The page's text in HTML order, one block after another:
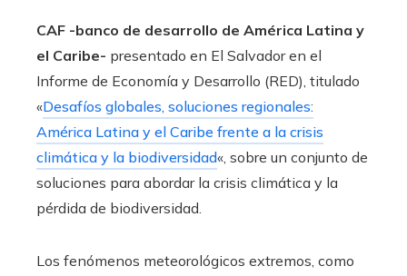
CAF -banco de desarrollo de América Latina y
el Caribe- presentado en El Salvador en el
Informe de Economía y Desarrollo (RED), titulado
«Desafíos globales, soluciones regionales:
América Latina y el Caribe frente a la crisis
climática y la biodiversidad«, sobre un conjunto de
soluciones para abordar la crisis climática y la
pérdida de biodiversidad.
Los fenómenos meteorológicos extremos, como